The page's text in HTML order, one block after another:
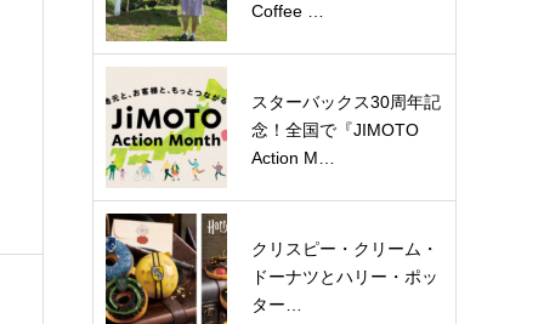
Coffee …
スターバックス30周年記
念！全国で『JIMOTO
Action M…
クリスピー・クリーム・
ドーナツとハリー・ポッ
ター…